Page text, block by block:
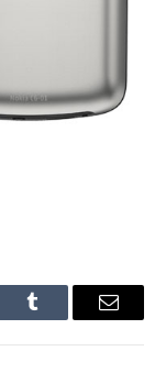
Tumblr Email